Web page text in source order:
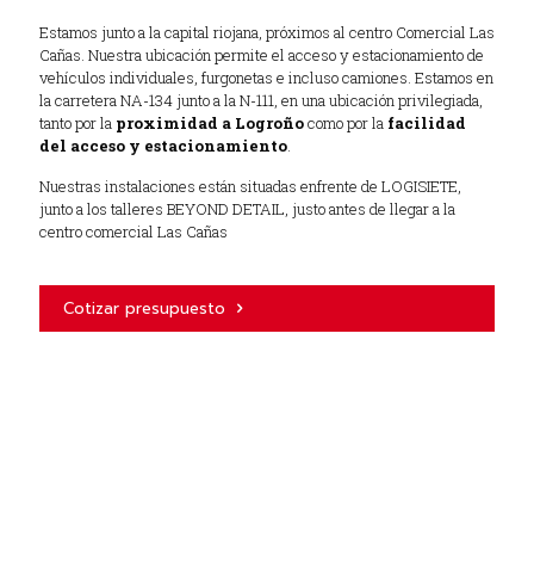
Estamos junto a la capital riojana, próximos al centro Comercial Las
Cañas. Nuestra ubicación permite el acceso y estacionamiento de
vehículos individuales, furgonetas e incluso camiones. Estamos en
la carretera NA-134 junto a la N-111, en una ubicación privilegiada,
tanto por la proximidad a Logroñocomo por la facilidad
del acceso y estacionamiento.
Nuestras instalaciones están situadas enfrente de LOGISIETE,
junto a los talleres BEYOND DETAIL, justo antes de llegar a la
centro comercial Las Cañas
Cotizar presupuesto